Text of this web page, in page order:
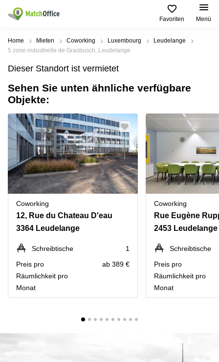
Favoriten Menü
Mieten / Vermieten
Pages
de
Bureau
Centre
d’affaires
Coworking
Salles
de
réunion
Bureau
virtuel
Villes
Populaires
Luxembourg
sur-
Alzette
Senningerberg
Bertrange
Sandweiler
Recherches
populaires
Сoworking
Luxembourg
Salle de
réunion
Luxembourg
Coworking
Bertrange
Centre
d'affaires
Luxembourg
Bureaux
Bertrange
Esch-sur-
Сoworking
Bureaux
Hilfe
Über uns
Büro vermieten
Preis
Log-in
Sprache wählen
Luxembourg
Home Mieten Coworking Luxembourg
Leudelange
5 zone industrielle de Grasbusch, Leudelange
Dieser Standort ist vermietet
Sehen Sie unten ähnliche verfügbare
Objekte:
Coworking
12, Rue du Chateau D'eau
3364 Leudelange
Schreibtische
1
Preis pro
Räumlichkeit pro
Monat
ab 389 €
Coworking
Rue Eugène
2453 Leudelange
Schreibtische
Preis pro
Räumlichkeit pro
Monat